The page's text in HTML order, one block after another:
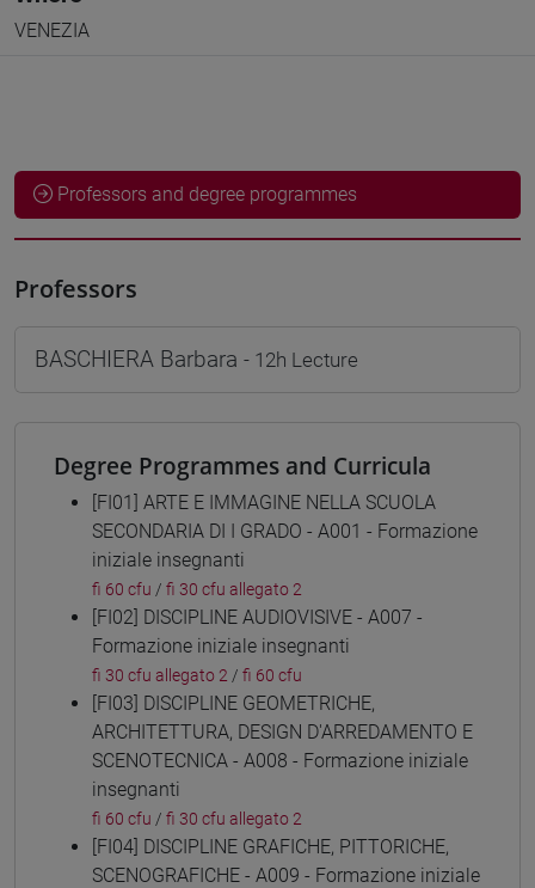
VENEZIA
Professors and degree programmes
Professors
BASCHIERA Barbara - 12h Lecture
Degree Programmes and Curricula
[FI01] ARTE E IMMAGINE NELLA SCUOLA
SECONDARIA DI I GRADO - A001 - Formazione
iniziale insegnanti
fi 60 cfu / fi 30 cfu allegato 2
[FI02] DISCIPLINE AUDIOVISIVE - A007 -
Formazione iniziale insegnanti
fi 30 cfu allegato 2 / fi 60 cfu
[FI03] DISCIPLINE GEOMETRICHE,
ARCHITETTURA, DESIGN D'ARREDAMENTO E
SCENOTECNICA - A008 - Formazione iniziale
insegnanti
fi 60 cfu / fi 30 cfu allegato 2
[FI04] DISCIPLINE GRAFICHE, PITTORICHE,
SCENOGRAFICHE - A009 - Formazione iniziale